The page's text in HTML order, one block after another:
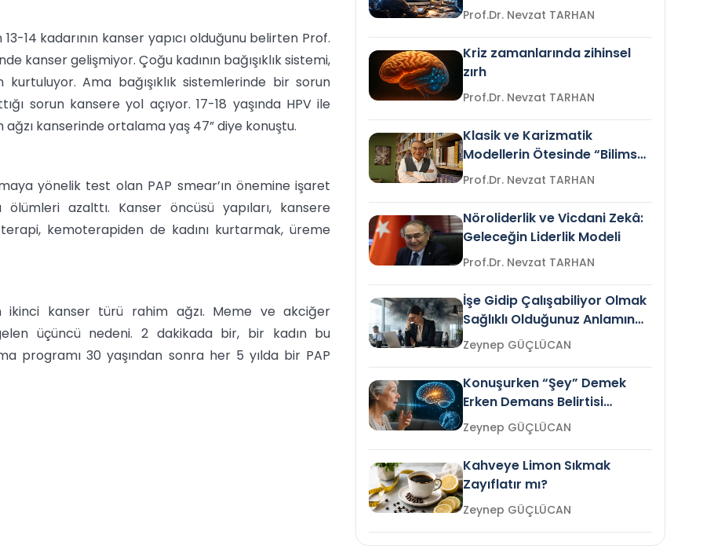
14 kadarının kanser yapıcı olduğunu belirten Prof.
kanser gelişmiyor. Çoğu kadının bağışıklık sistemi,
kurtuluyor. Ama bağışıklık sistemlerinde bir sorun
sorun kansere yol açıyor. 17-18 yaşında HPV ile
kanserinde ortalama yaş 47” diye konuştu.
yönelik test olan PAP smear’ın önemine işaret
azalttı. Kanser öncüsü yapıları, kansere
kemoterapiden de kadını kurtarmak, üreme
ikinci kanser türü rahim ağzı. Meme ve akciğer
üçüncü nedeni. 2 dakikada bir, bir kadın bu
programı 30 yaşından sonra her 5 yılda bir PAP
Prof.Dr. Nevzat TARHAN
Kriz zamanlarında zihinsel
zırh
Prof.Dr. Nevzat TARHAN
Klasik ve Karizmatik
Modellerin Ötesinde “Bilimsel
Liderlik”
Prof.Dr. Nevzat TARHAN
Nöroliderlik ve Vicdani Zekâ:
Geleceğin Liderlik Modeli
Prof.Dr. Nevzat TARHAN
İşe Gidip Çalışabiliyor Olmak
Sağlıklı Olduğunuz Anlamına
Gelir mi?Zeynep GÜÇLÜCAN
Konuşurken “Şey” Demek
Erken Demans Belirtisi
Olabilir mi?Zeynep GÜÇLÜCAN
Kahveye Limon Sıkmak
Zayıflatır mı?
Zeynep GÜÇLÜCAN